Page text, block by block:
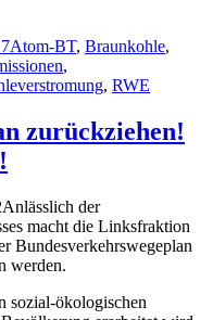
Atom-BT, Braunkohle,
,
, RWE
zurückziehen!
Anlässlich der
macht die Linksfraktion
Bundesverkehrswegeplan
werden.
ökologischen